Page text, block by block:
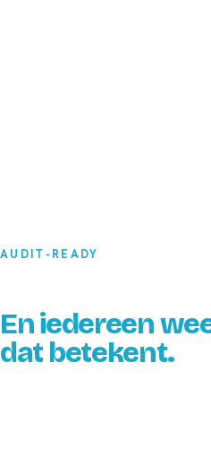
AUDIT-READY
En iedereen
dat betekent.